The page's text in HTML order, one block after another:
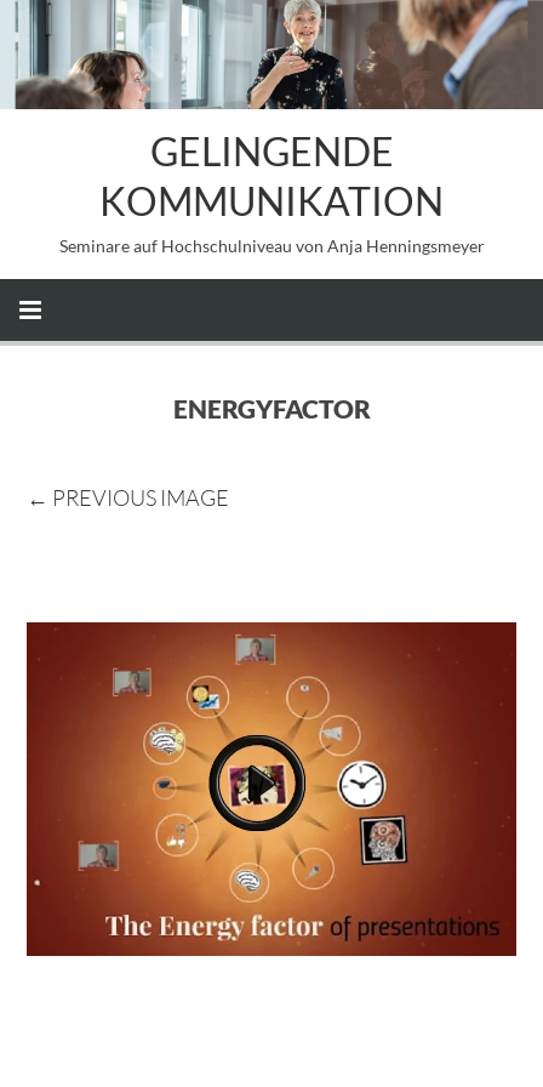
GELINGENDE
KOMMUNIKATION
Seminare auf Hochschulniveau von Anja Henningsmeyer
ENERGYFACTOR
← PREVIOUS IMAGE